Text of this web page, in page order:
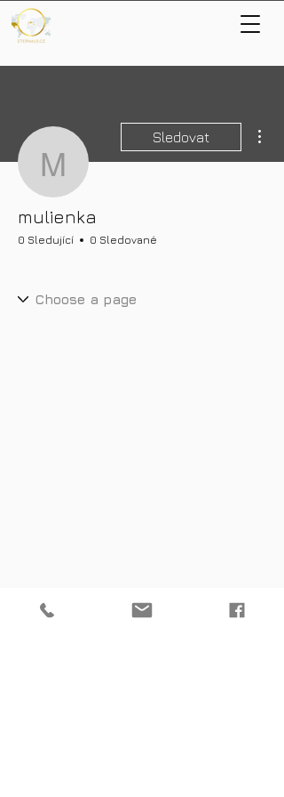
mulienka
Sledovat
mulienka
0 Sledující 0 Sledované